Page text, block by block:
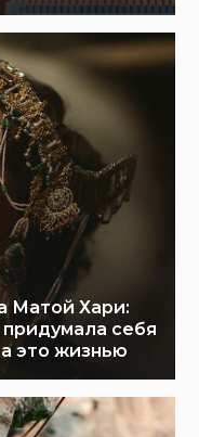
Матой Хари:
себя
это жизнью